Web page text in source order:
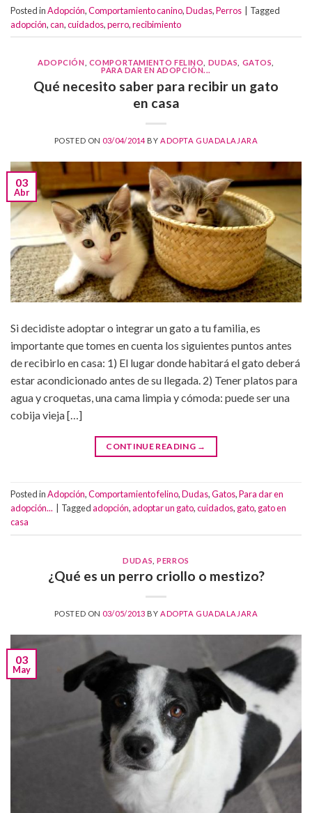
Posted inAdopción,Comportamiento canino,Dudas,Perros | Tagged
adopción,can,cuidados,perro,recibimiento
ADOPCIÓN COMPORTAMIENTO FELINO DUDAS GATOS
PARA DAR EN ADOPCIÓN...
Qué necesito saber para recibir un gato
en casa
POSTED ON 03/04/2014BYADOPTA GUADALAJARA
03
Abr
Si decidiste adoptar o integrar un gato a tu familia, es
importante que tomes en cuenta los siguientes puntos antes
de recibirlo en casa: 1) El lugar donde habitará el gato deberá
estar acondicionado antes de su llegada. 2) Tener platos para
agua y croquetas, una cama limpia y cómoda: puede ser una
cobija vieja […]
CONTINUE READING →
Posted inAdopción,Comportamiento felino,Dudas,Gatos,Para dar en
adopción...
Taggedadopción,adoptar un gato,cuidados, gato, gato en
casa
DUDAS ,PERROS
¿Qué es un perro criollo o mestizo?
POSTED ON 03/05/2013 BYADOPTA GUADALAJARA
03
May